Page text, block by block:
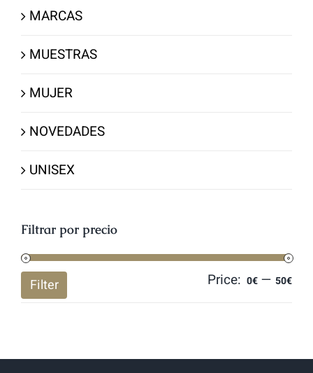
MARCAS
MUESTRAS
MUJER
NOVEDADES
UNISEX
Filtrar por precio
Filter Price: 0€ — 50€